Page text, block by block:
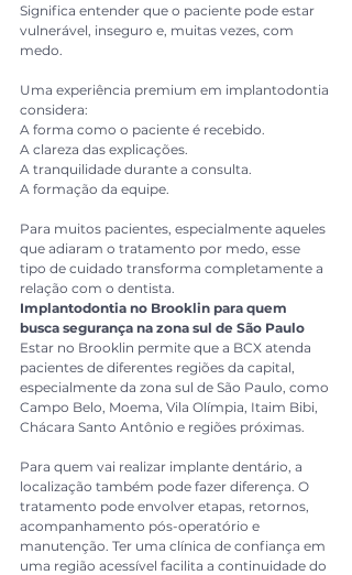
Significa entender que o paciente pode estar
vulnerável, inseguro e, muitas vezes, com
medo.
Uma experiência premium em implantodontia
considera:
A forma como o paciente é recebido.
A clareza das explicações.
A tranquilidade durante a consulta.
A formação da equipe.
Para muitos pacientes, especialmente aqueles
que adiaram o tratamento por medo, esse
tipo de cuidado transforma completamente a
relação com o dentista.
Implantodontia no Brooklin para quem
busca segurança na zona sul de São Paulo
Estar no Brooklin permite que a BCX atenda
pacientes de diferentes regiões da capital,
especialmente da zona sul de São Paulo, como
Campo Belo, Moema, Vila Olímpia, Itaim Bibi,
Chácara Santo Antônio e regiões próximas.
Para quem vai realizar implante dentário, a
localização também pode fazer diferença. O
tratamento pode envolver etapas, retornos,
acompanhamento pós-operatório e
manutenção. Ter uma clínica de confiança em
uma região acessível facilita a continuidade do